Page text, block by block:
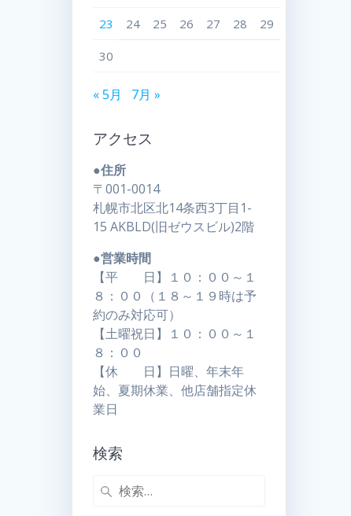
23 24 25 26 27 28 29
30
« 5月 7月 »
アクセス
●住所
〒001-0014
札幌市北区北14条西3丁目1-
15 AKBLD(旧ゼウスビル)2階
●営業時間
【平 日】１０：００～１
８：００（１８～１９時は予
約のみ対応可）
【土曜祝日】１０：００～１
８：００
【休 日】日曜、年末年
始、夏期休業、他店舗指定休
業日
検索